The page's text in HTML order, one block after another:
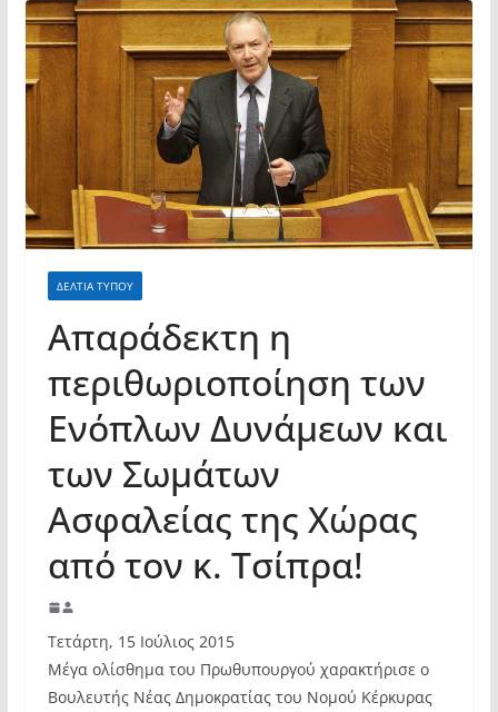
911 νέους φοιτητές που επέλεξαν τα 6
Τμήματα της Κέρκυρας για τις σπουδές
τους»
Στέφανος Γκίκας: «Οι νέες προκλήσεις, όπως
η τεχνητή νοημοσύνη, η κλιματική κρίση, η
στεγαστική πίεση και η ανάγκη προστασίας
των επόμενων γενεών, επιβάλλουν
σύγχρονες και ουσιαστικές θεσμικές
απαντήσεις»
ΔΕΛΤΙΑ ΤΥΠΟΥ
Απαράδεκτη η
περιθωριοποίηση των
Ενόπλων Δυνάμεων και
των Σωμάτων
Ασφαλείας της Χώρας
από τον κ. Τσίπρα!
Τετάρτη, 15 Ιούλιος 2015
Μέγα ολίσθημα του Πρωθυπουργού χαρακτήρισε ο
Βουλευτής Νέας Δημοκρατίας του Νομού Κέρκυρας